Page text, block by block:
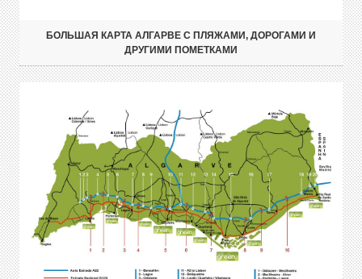
БОЛЬШАЯ КАРТА АЛГАРВЕ С ПЛЯЖАМИ, ДОРОГАМИ И
ДРУГИМИ ПОМЕТКАМИ